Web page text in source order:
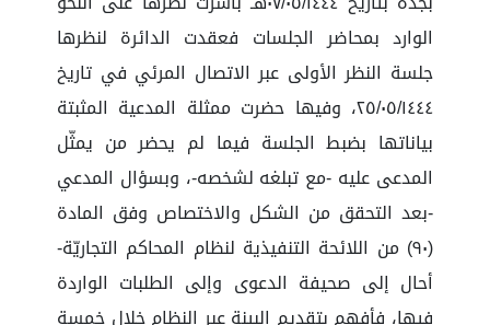
الوارد بمحاضر الجلسات فعقدت الدائرة لنظرها
جلسة النظر الأولى عبر الاتصال المرئي في تاريخ
٢٥/٠٥/١٤٤٤، وفيها حضرت ممثلة المدعية المثبتة
بياناتها بضبط الجلسة فيما لم يحضر من يمثّل
المدعى عليه -مع تبلغه لشخصه-، وبسؤال المدعي
-بعد التحقق من الشكل والاختصاص وفق المادة
(٩٠) من اللائحة التنفيذية لنظام المحاكم التجاريّة-
أحال إلى صحيفة الدعوى وإلى الطلبات الواردة
فيها، فأفهم بتقديم البينة عبر النظام خلال خمسة